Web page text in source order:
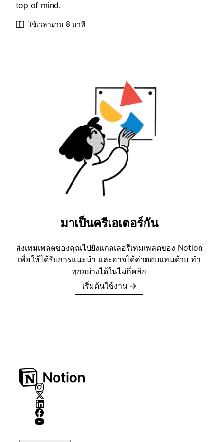
top of mind.
ใช้เวลาอ่าน 8 นาที
มาเป็นครีเอเตอร์กัน
ส่งเทมเพลตของคุณไปยังแกลเลอรีเทมเพลตของ Notion
เพื่อให้ได้รับการแนะนำ และอาจได้ค่าตอบแทนด้วย ทำ
ทุกอย่างได้ในไม่กี่คลิก
เริ่มต้นใช้งาน →